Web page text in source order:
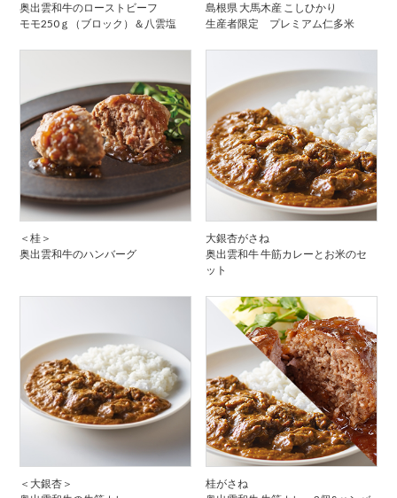
奥出雲和牛のローストビーフ
モモ250ｇ（ブロック）＆八雲塩
島根県 大馬木産 こしひかり
生産者限定 プレミアム仁多米
＜桂＞
奥出雲和牛のハンバーグ
大銀杏がさね
奥出雲和牛 牛筋カレーとお米のセ
ット
＜大銀杏＞
桂がさね